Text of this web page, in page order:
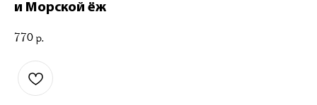
и Морской ёж
770 р.